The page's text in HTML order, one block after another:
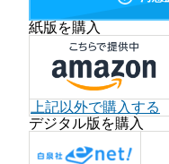
紙版を購入
上記以外で購入する
デジタル版を購入